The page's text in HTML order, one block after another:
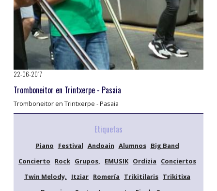
22-06-2017
Tromboneitor en Trintxerpe - Pasaia
Tromboneitor en Trintxerpe - Pasaia
Etiquetas
Piano Festival Andoain Alumnos Big Band
Concierto
Rock Grupos, EMUSIK Ordizia
Conciertos
Twin Melody,
Itziar Romería Trikitilaris Trikitixa